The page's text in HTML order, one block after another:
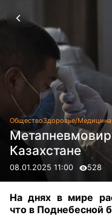
ОбществоЗдоровье/Медицина
Казахстане
08.01.2025 11:00 528
На днях в мире
что в Поднебесной